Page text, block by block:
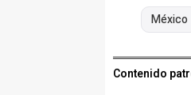
México
Contenido